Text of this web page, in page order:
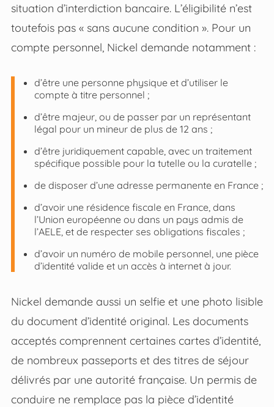
situation d’interdiction bancaire. L’éligibilité n’est
toutefois pas « sans aucune condition ». Pour un
compte personnel, Nickel demande notamment :
d’être une personne physique et d’utiliser le
compte à titre personnel ;
d’être majeur, ou de passer par un représentant
légal pour un mineur de plus de 12 ans ;
d’être juridiquement capable, avec un traitement
spécifique possible pour la tutelle ou la curatelle ;
de disposer d’une adresse permanente en France ;
d’avoir une résidence fiscale en France, dans
l’Union européenne ou dans un pays admis de
l’AELE, et de respecter ses obligations fiscales ;
d’avoir un numéro de mobile personnel, une pièce
d’identité valide et un accès à internet à jour.
Nickel demande aussi un selfie et une photo lisible
du document d’identité original. Les documents
acceptés comprennent certaines cartes d’identité,
de nombreux passeports et des titres de séjour
délivrés par une autorité française. Un permis de
conduire ne remplace pas la pièce d’identité